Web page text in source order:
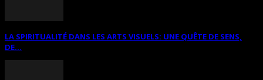
LA SPIRITUALITÉ DANS LES ARTS VISUELS: UNE QUÊTE DE SENS,
DE...